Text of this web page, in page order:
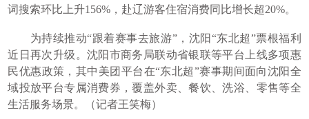
词搜索环比上升156%，赴辽游客住宿消费同比增长超20%。
为持续推动“跟着赛事去旅游”，沈阳“东北超”票根福利
近日再次升级。沈阳市商务局联动省银联等平台上线多项惠
民优惠政策，其中美团平台在“东北超”赛事期间面向沈阳全
域投放平台专属消费券，覆盖外卖、餐饮、洗浴、零售等全
生活服务场景。（记者王笑梅）